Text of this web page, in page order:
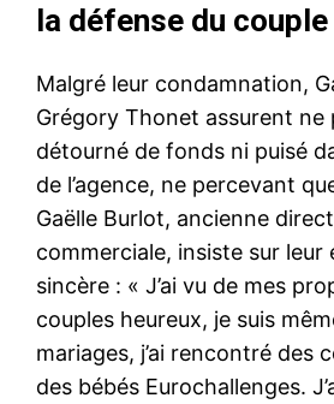
la défense du couple
Malgré leur condamnation,
Grégory Thonet assurent ne
détourné de fonds ni puisé
de l’agence, ne percevant
Gaëlle Burlot, ancienne
commerciale, insiste sur leur
sincère : « J’ai vu de mes
couples heureux, je suis
mariages, j’ai rencontré des
des bébés Eurochallenges.